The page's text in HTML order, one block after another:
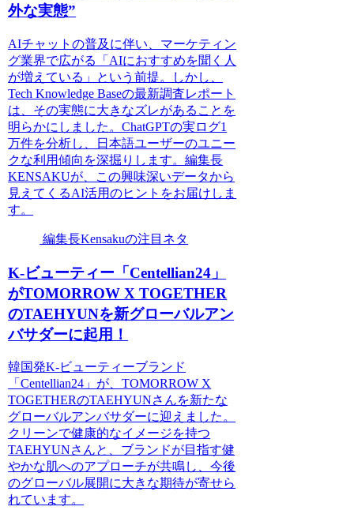
外な実態”
AIチャットの普及に伴い、マーケティン
グ業界で広がる「AIにおすすめを聞く人
が増えている」という前提。しかし、
Tech Knowledge Baseの最新調査レポート
は、その実態に大きなズレがあることを
明らかにしました。ChatGPTの実ログ1
万件を分析し、日本語ユーザーのユニー
クな利用傾向を深掘りします。編集長
KENSAKUが、この興味深いデータから
見えてくるAI活用のヒントをお届けしま
す。
編集長Kensakuの注目ネタ
K-ビューティー「Centellian24」
がTOMORROW X TOGETHER
のTAEHYUNを新グローバルアン
バサダーに起用！
韓国発K-ビューティーブランド
「Centellian24」が、TOMORROW X
TOGETHERのTAEHYUNさんを新たな
グローバルアンバサダーに迎えました。
クリーンで健康的なイメージを持つ
TAEHYUNさんと、ブランドが目指す健
やかな肌へのアプローチが共鳴し、今後
のグローバル展開に大きな期待が寄せら
れています。